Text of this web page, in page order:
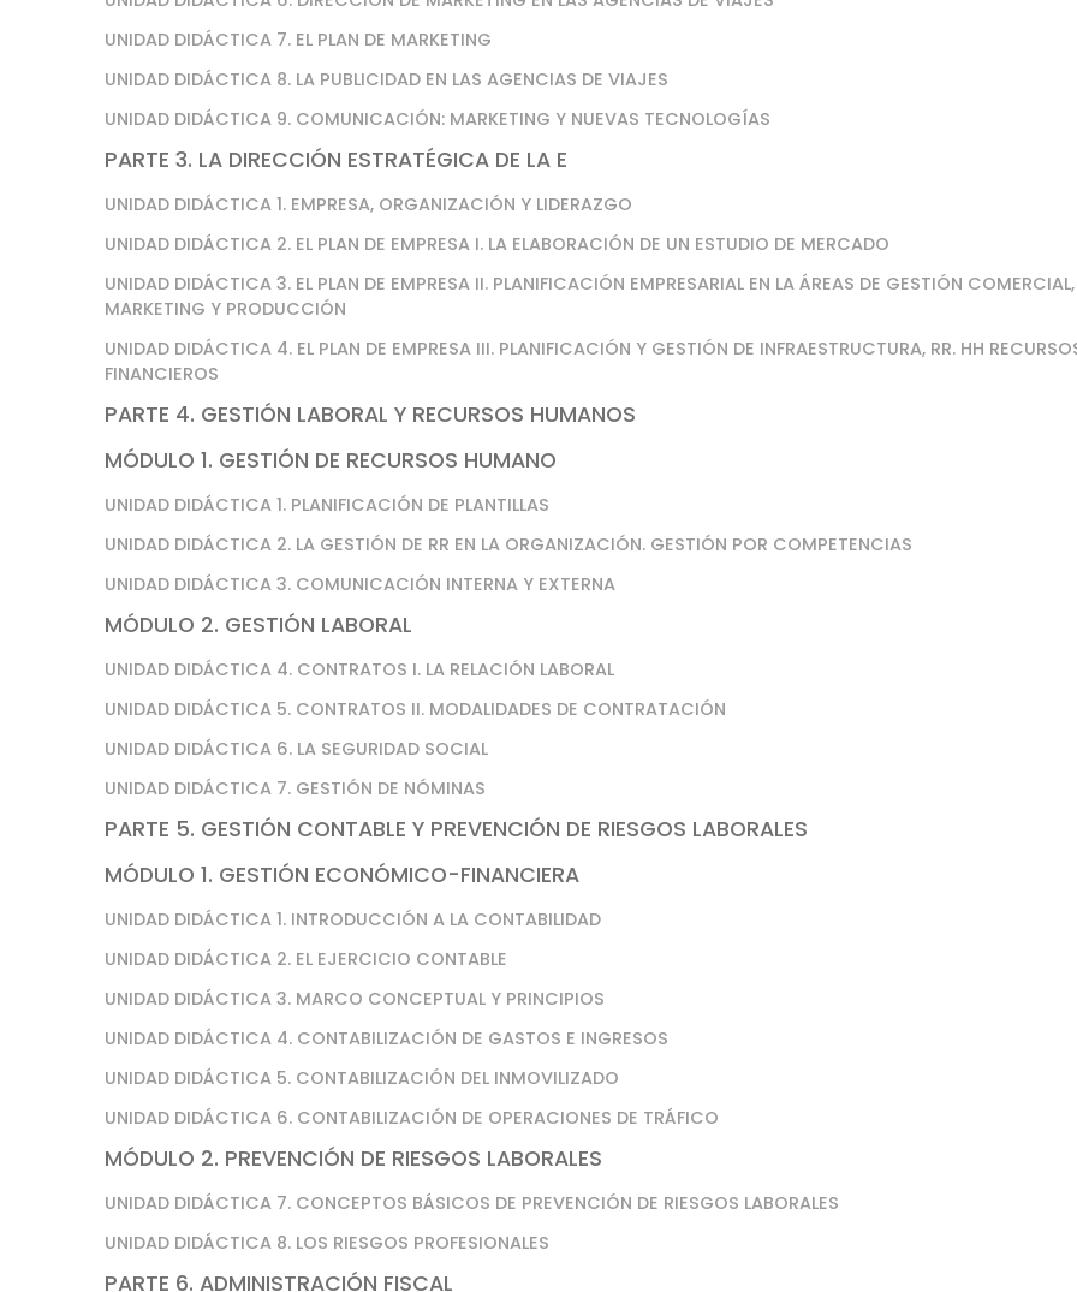
UNIDAD DIDÁCTICA 7. EL PLAN DE MARKETING
UNIDAD DIDÁCTICA 8. LA PUBLICIDAD EN LAS AGENCIAS DE VIAJES
UNIDAD DIDÁCTICA 9. COMUNICACIÓN: MARKETING Y NUEVAS TECNOLOGÍAS
PARTE 3. LA DIRECCIÓN ESTRATÉGICA DE LA E
UNIDAD DIDÁCTICA 1. EMPRESA, ORGANIZACIÓN Y LIDERAZGO
UNIDAD DIDÁCTICA 2. EL PLAN DE EMPRESA I. LA ELABORACIÓN DE UN ESTUDIO DE MERCADO
UNIDAD DIDÁCTICA 3. EL PLAN DE EMPRESA II. PLANIFICACIÓN EMPRESARIAL EN LA ÁREAS DE GESTIÓN COMERCIAL,
MARKETING Y PRODUCCIÓN
UNIDAD DIDÁCTICA 4. EL PLAN DE EMPRESA III. PLANIFICACIÓN Y GESTIÓN DE INFRAESTRUCTURA, RR. HH
FINANCIEROS
PARTE 4. GESTIÓN LABORAL Y RECURSOS HUMANOS
MÓDULO 1. GESTIÓN DE RECURSOS HUMANO
UNIDAD DIDÁCTICA 1. PLANIFICACIÓN DE PLANTILLAS
UNIDAD DIDÁCTICA 2. LA GESTIÓN DE RR EN LA ORGANIZACIÓN. GESTIÓN POR COMPETENCIAS
UNIDAD DIDÁCTICA 3. COMUNICACIÓN INTERNA Y EXTERNA
MÓDULO 2. GESTIÓN LABORAL
UNIDAD DIDÁCTICA 4. CONTRATOS I. LA RELACIÓN LABORAL
UNIDAD DIDÁCTICA 5. CONTRATOS II. MODALIDADES DE CONTRATACIÓN
UNIDAD DIDÁCTICA 6. LA SEGURIDAD SOCIAL
UNIDAD DIDÁCTICA 7. GESTIÓN DE NÓMINAS
PARTE 5. GESTIÓN CONTABLE Y PREVENCIÓN DE RIESGOS LABORALES
MÓDULO 1. GESTIÓN ECONÓMICO-FINANCIERA
UNIDAD DIDÁCTICA 1. INTRODUCCIÓN A LA CONTABILIDAD
UNIDAD DIDÁCTICA 2. EL EJERCICIO CONTABLE
UNIDAD DIDÁCTICA 3. MARCO CONCEPTUAL Y PRINCIPIOS
UNIDAD DIDÁCTICA 4. CONTABILIZACIÓN DE GASTOS E INGRESOS
UNIDAD DIDÁCTICA 5. CONTABILIZACIÓN DEL INMOVILIZADO
UNIDAD DIDÁCTICA 6. CONTABILIZACIÓN DE OPERACIONES DE TRÁFICO
MÓDULO 2. PREVENCIÓN DE RIESGOS LABORALES
UNIDAD DIDÁCTICA 7. CONCEPTOS BÁSICOS DE PREVENCIÓN DE RIESGOS LABORALES
UNIDAD DIDÁCTICA 8. LOS RIESGOS PROFESIONALES
PARTE 6. ADMINISTRACIÓN FISCAL